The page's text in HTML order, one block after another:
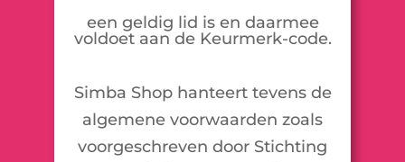
een geldig lid is en daarmee
voldoet aan de Keurmerk-code.
Simba Shop hanteert tevens de
algemene voorwaarden zoals
voorgeschreven door Stichting